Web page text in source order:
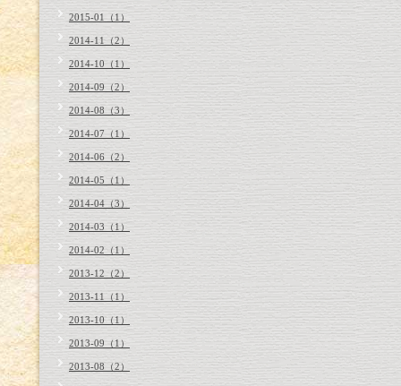
2015-01（1）
2014-11（2）
2014-10（1）
2014-09（2）
2014-08（3）
2014-07（1）
2014-06（2）
2014-05（1）
2014-04（3）
2014-03（1）
2014-02（1）
2013-12（2）
2013-11（1）
2013-10（1）
2013-09（1）
2013-08（2）